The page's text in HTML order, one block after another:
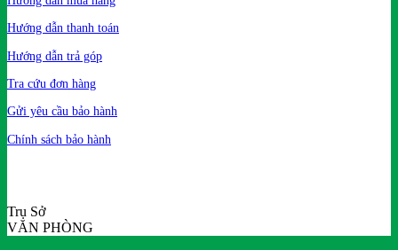
Hướng dẫn thanh toán
Hướng dẫn trả góp
Tra cứu đơn hàng
Gửi yêu cầu bảo hành
Chính sách bảo hành
Trụ Sở
VĂN PHÒNG